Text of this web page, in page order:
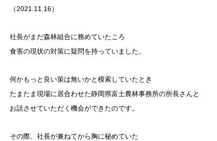
（2021.11.16）
社長がまだ森林組合に務めていたころ
食害の現状の対策に疑問を持っていました。
何かもっと良い策は無いかと模索していたとき
たまたま現場に居合わせた静岡県富士農林事務所の所長さんと
お話させていただく機会ができたのです。
その際、社長が兼ねてから胸に秘めていた